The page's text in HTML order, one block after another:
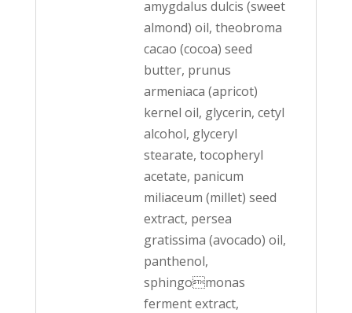
amygdalus dulcis (sweet
almond) oil, theobroma
cacao (cocoa) seed
butter, prunus
armeniaca (apricot)
kernel oil, glycerin, cetyl
alcohol, glyceryl
stearate, tocopheryl
acetate, panicum
miliaceum (millet) seed
extract, persea
gratissima (avocado) oil,
panthenol,
sphingomonas
ferment extract,